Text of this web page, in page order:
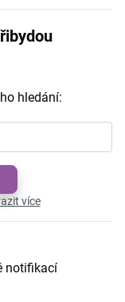
hledání:
více
notifikací